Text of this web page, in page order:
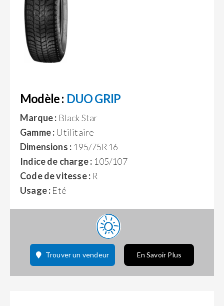
Modèle : DUO GRIP
Marque : Black Star
Gamme : Utilitaire
Dimensions : 195/75R16
Indice de charge : 105/107
Code de vitesse : R
Usage : Eté
Trouver un vendeur En Savoir Plus